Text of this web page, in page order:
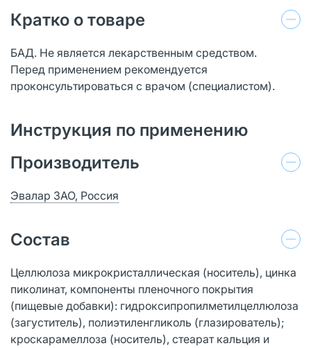
Кратко о товаре
БАД. Не является лекарственным средством.
Перед применением рекомендуется
проконсультироваться с врачом (специалистом).
Инструкция по применению
Производитель
Эвалар ЗАО, Россия
Состав
Целлюлоза микрокристаллическая (носитель), цинка
пиколинат, компоненты пленочного покрытия
(пищевые добавки): гидроксипропилметилцеллюлоза
(загуститель), полиэтиленгликоль (глазирователь);
кроскарамеллоза (носитель), стеарат кальция и